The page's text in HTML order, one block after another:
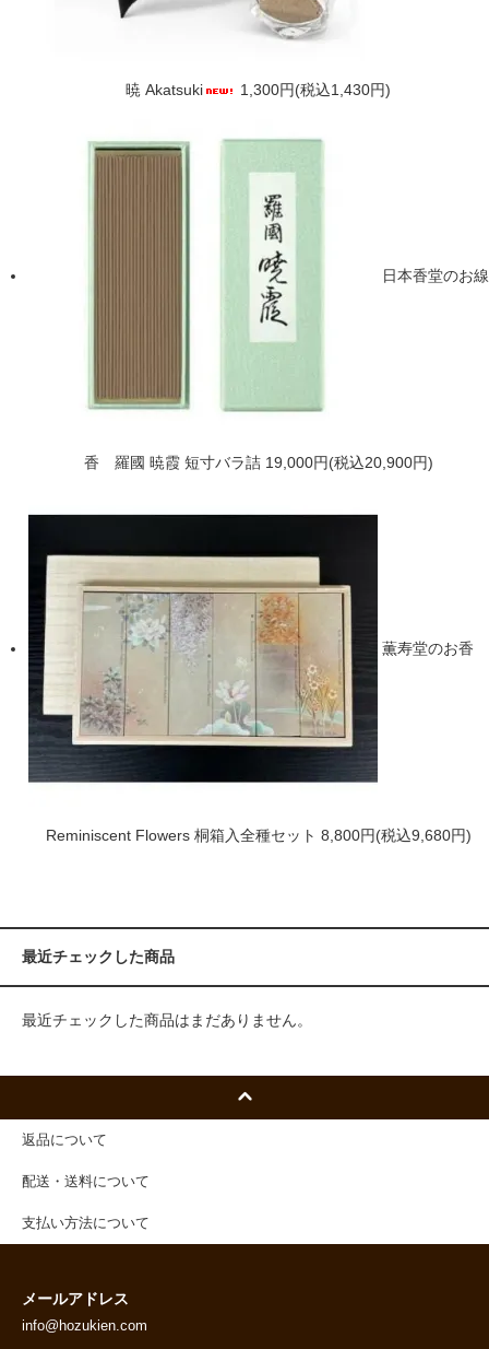
暁 Akatsuki 1,300円(税込1,430円)
日本香堂のお線
香 羅國 暁霞 短寸バラ詰 19,000円(税込20,900円)
薫寿堂のお香
Reminiscent Flowers 桐箱入全種セット 8,800円(税込9,680円)
最近チェックした商品
最近チェックした商品はまだありません。
返品について
配送・送料について
支払い方法について
メールアドレス
info@hozukien.com